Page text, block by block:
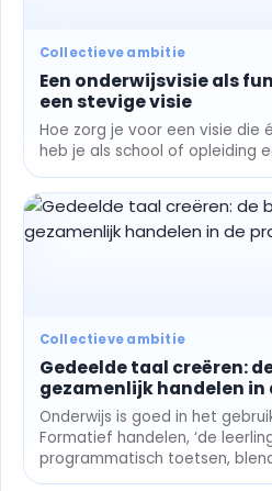
Collectieve ambitie
Een onderwijsvisie als
een stevige visie
Hoe zorg je voor een visie die
heb je als school of opleiding
Collectieve ambitie
Gedeelde taal creëren:
gezamenlijk handelen
Onderwijs is goed in het
Formatief handelen, ‘de
programmatisch toetsen,
wat termen...